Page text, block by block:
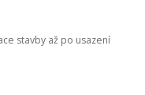
stavby až po usazení